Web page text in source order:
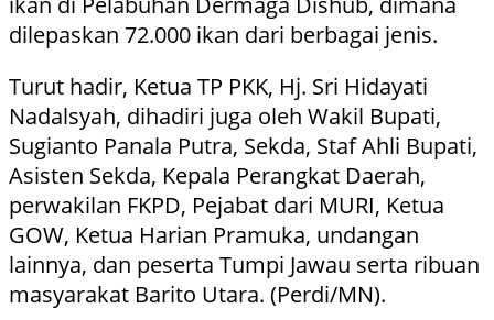
dilepaskan 72.000 ikan dari berbagai jenis.
Turut hadir, Ketua TP PKK, Hj. Sri Hidayati
Nadalsyah, dihadiri juga oleh Wakil Bupati,
Sugianto Panala Putra, Sekda, Staf Ahli Bupati,
Asisten Sekda, Kepala Perangkat Daerah,
perwakilan FKPD, Pejabat dari MURI, Ketua
GOW, Ketua Harian Pramuka, undangan
lainnya, dan peserta Tumpi Jawau serta ribuan
masyarakat Barito Utara. (Perdi/MN).